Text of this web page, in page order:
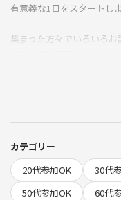
有意義な1日をスタートし
集まった方々でいろいろ
カテゴリー
20代参加OK
30代
50代参加OK
60代